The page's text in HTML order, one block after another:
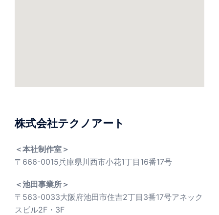
株式会社テクノアート
＜本社制作室＞
〒666-0015兵庫県川西市小花1丁目16番17号
＜池田事業所＞
〒563-0033大阪府池田市住吉2丁目3番17号アネック
スビル2F・3F